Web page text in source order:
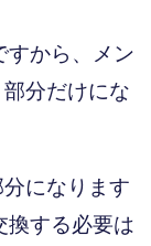
すから、メン
分だけにな
になります
換する必要は